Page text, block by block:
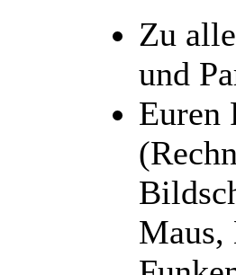
Zu
und
Euren
Maus,